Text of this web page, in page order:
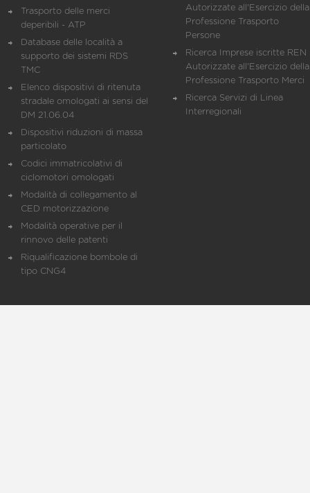
Trasporto delle merci
deperibili - ATP
Database delle località a
supporto dei sistemi RDS
TMC
Elenco dispositivi di ritenuta
stradale omologati ai sensi del
DM 21.06.04
Dispositivi riduzioni di massa
particolato
Codici immatricolativi di
ciclomotori omologati
Modalità di collegamento al
CED motorizzazione
Modalità operative per il
rinnovo delle patenti
Riqualificazione bombole di
tipo CNG4
Autorizzate all'Esercizio della
Professione Trasporto
Persone
Ricerca Imprese iscritte REN
Autorizzate all'Esercizio della
Professione Trasporto Merci
Ricerca Servizi di Linea
Interregionali